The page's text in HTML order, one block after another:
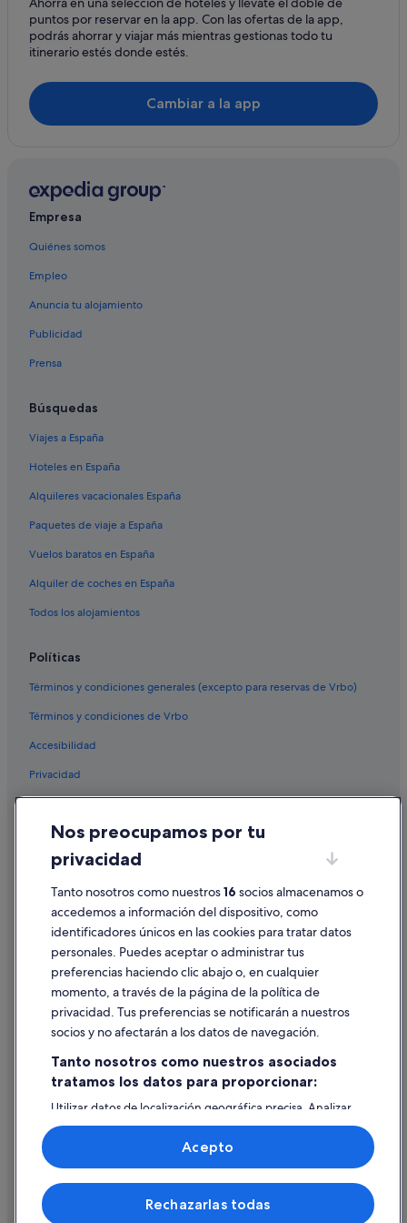
Hoteles cerca de A. Internacional de Punta Cana
Punta Cana Village hoteles
B&B en Punta Cana
Palladium hoteles en Punta Cana
Punta Cana hoteles
Excellence Resorts en Punta Cana
Condominios en Punta Cana
Casas privadas de vacaciones en Punta Cana
puntos por reservar en la app. Con las ofertas de la app,
podrás ahorrar y viajar más mientras gestionas todo tu
itinerario estés donde estés.
Cambiar a la app
Empresa
Quiénes somos
Empleo
Anuncia tu alojamiento
Publicidad
Prensa
Búsquedas
Viajes a España
Hoteles en España
Alquileres vacacionales España
Paquetes de viaje a España
Vuelos baratos en España
Alquiler de coches en España
Todos los alojamientos
Políticas
Términos y condiciones generales (excepto para reservas de Vrbo)
Términos y condiciones de Vrbo
Accesibilidad
Privacidad
Condiciones de uso
Información legal/contacto
Pautas sobre el contenido y cómo denunciar contenido
Ayuda
Cancelar un vuelo
Cancelar una reserva de hotel o de un alquiler vacacional
Utilizar un cupón de Expedia
Documentos para viajes internacionales
© 2026 Expedia, Inc., una empresa de Expedia Group. Todos los
derechos reservados. Expedia y el logotipo de Expedia son marcas
Nos preocupamos por tu
privacidad
Tanto nosotros como nuestros16 socios almacenamos o
accedemos a información del dispositivo, como
identificadores únicos en las cookies para tratar datos
personales. Puedes aceptar o administrar tus
preferencias haciendo clic abajo o, en cualquier
momento, a través de la página de la política de
privacidad. Tus preferencias se notificarán a nuestros
socios y no afectarán a los datos de navegación.
Tanto nosotros como nuestros asociados
tratamos los datos para proporcionar:
Utilizar datos de localización geográfica precisa. Analizar
activamente las características del dispositivo para su
identificación. Almacenar la información en un dispositivo
y/o acceder a ella. Publicidad y contenido personalizados,
medición de publicidad y contenido, investigación de
audiencia y desarrollo de servicios.
Lista de asociados (proveedores)
Rechazarlas todas
Acepto